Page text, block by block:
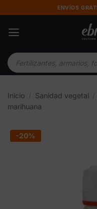
al
contenido
ENVÍOS
Búsqueda
de
productos
Inicio Sanidad vegetal
marihuana
-20%